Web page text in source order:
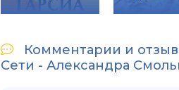
Комментарии и
Сети - Александра